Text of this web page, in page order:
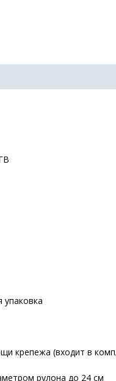
упаковка
крепежа (входит в
рулона до 24 см